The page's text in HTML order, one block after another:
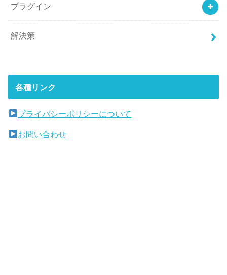
プラグイン
解決策
各種リンク
プライバシーポリシーについて
お問い合わせ